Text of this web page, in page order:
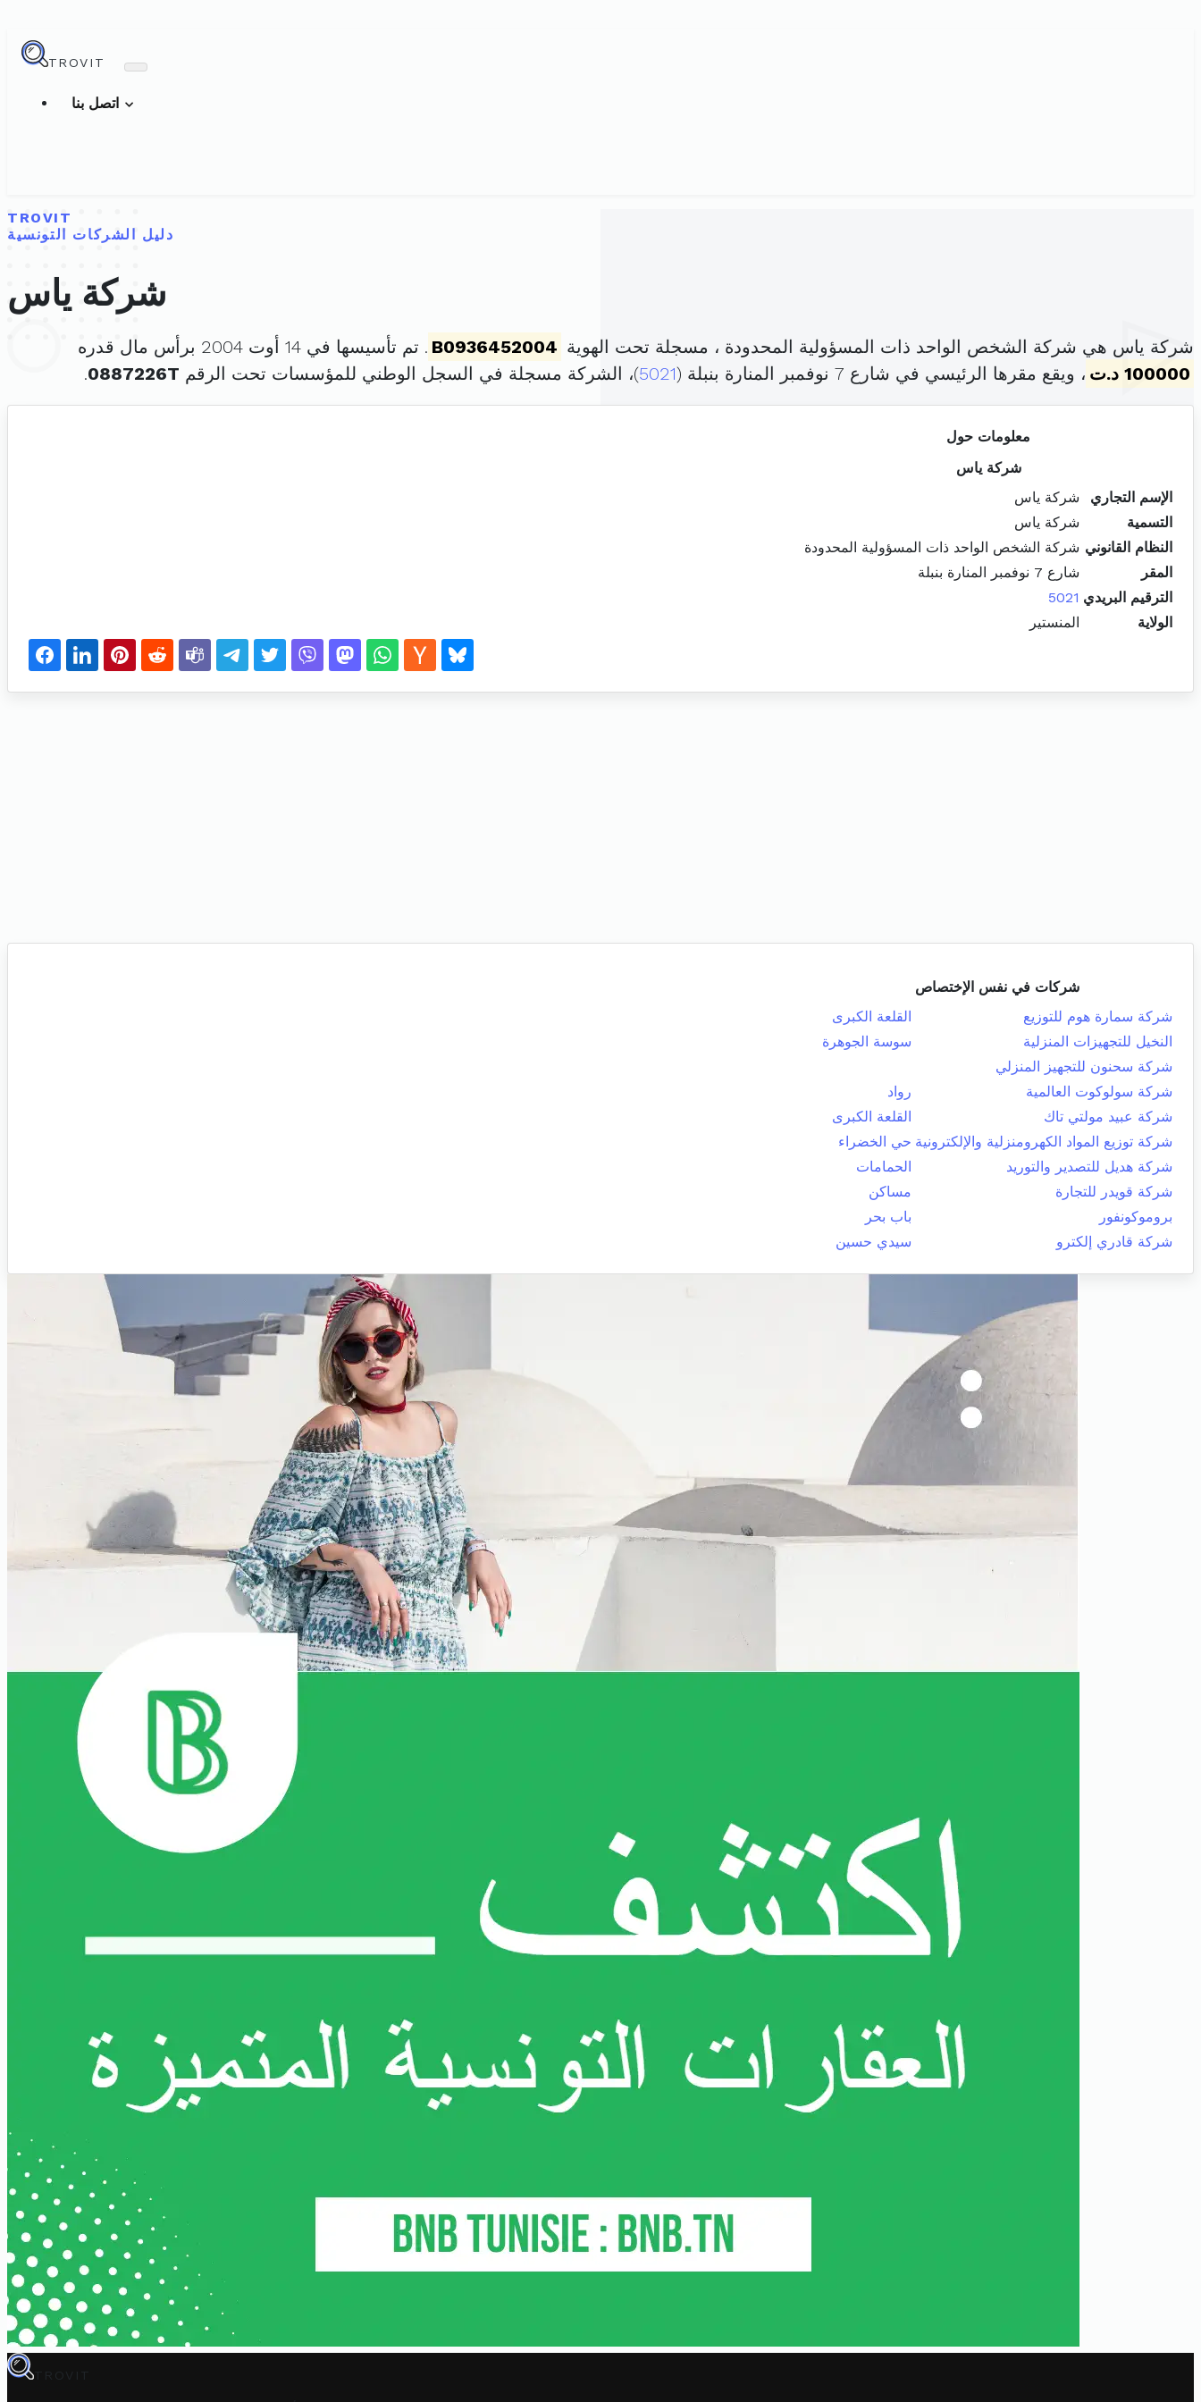
TROVIT
TROVIT
دليل الشركات التونسية
شركة ياس
شركة ياس هي شركة الشخص الواحد ذات المسؤولية المحدودة ، مسجلة تحت الهوية B0936452004 . تم تأسيسها في 14 أوت 2004 برأس مال قدره
100000 د.ت
، ويقع مقرها الرئيسي في شارع 7 نوفمبر المنارة بنبلة ( 5021)، الشركة مسجلة في السجل الوطني للمؤسسات تحت الرقم 0887226T
.
معلومات حول
شركة ياس
الإسم التجاري
شركة ياس
التسمية
شركة ياس
النظام القانوني شركة الشخص الواحد ذات المسؤولية المحدودة
المقر
شارع 7 نوفمبر المنارة بنبلة
الترقيم البريدي 5021
الولاية
المنستير
شركات في نفس الإختصاص
شركة سمارة هوم للتوزيع
القلعة الكبرى
النخيل للتجهيزات المنزلية
سوسة الجوهرة
شركة سحنون للتجهيز المنزلي
شركة سولوكوت العالمية
رواد
شركة عبيد مولتي تاك
القلعة الكبرى
شركة توزيع المواد الكهرومنزلية والإلكترونية حي الخضراء
شركة هديل للتصدير والتوريد
الحمامات
شركة قويدر للتجارة
مساكن
بروموكونفور
باب بحر
شركة قادري إلكترو
سيدي حسين
TROVIT